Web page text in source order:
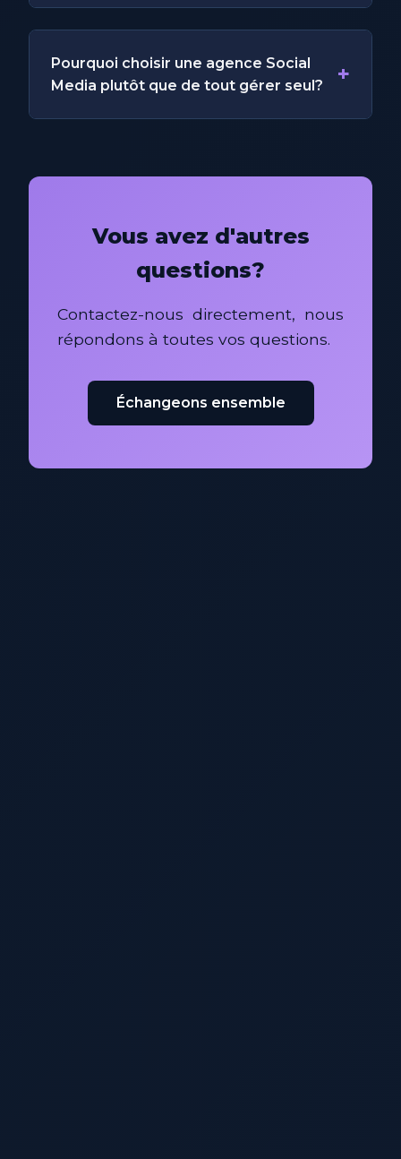
Pourquoi choisir une agence Social
Media plutôt que de tout gérer seul?
+
Vous avez d'autres
questions?
Contactez-nous directement, nous
répondons à toutes vos questions.
Échangeons ensemble